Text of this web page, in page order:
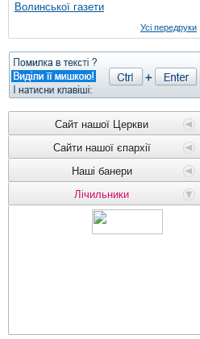
Волинської газети
Усі передруки
Сайт нашої Церкви
Сайти нашої єпархії
Наші банери
Лічильники